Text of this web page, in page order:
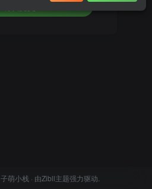
子萌小栈 · 由Zibll主题强力驱动.